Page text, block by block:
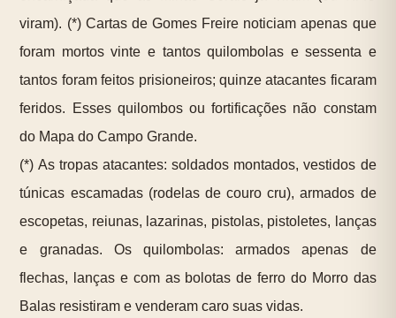
viram). (*) Cartas de Gomes Freire noticiam apenas que
foram mortos vinte e tantos quilombolas e sessenta e
tantos foram feitos prisioneiros; quinze atacantes ficaram
feridos. Esses quilombos ou fortificações não constam
do Mapa do Campo Grande.
(*) As tropas atacantes: soldados montados, vestidos de
túnicas escamadas (rodelas de couro cru), armados de
escopetas, reiunas, lazarinas, pistolas, pistoletes, lanças
e granadas. Os quilombolas: armados apenas de
flechas, lanças e com as bolotas de ferro do Morro das
Balas resistiram e venderam caro suas vidas.